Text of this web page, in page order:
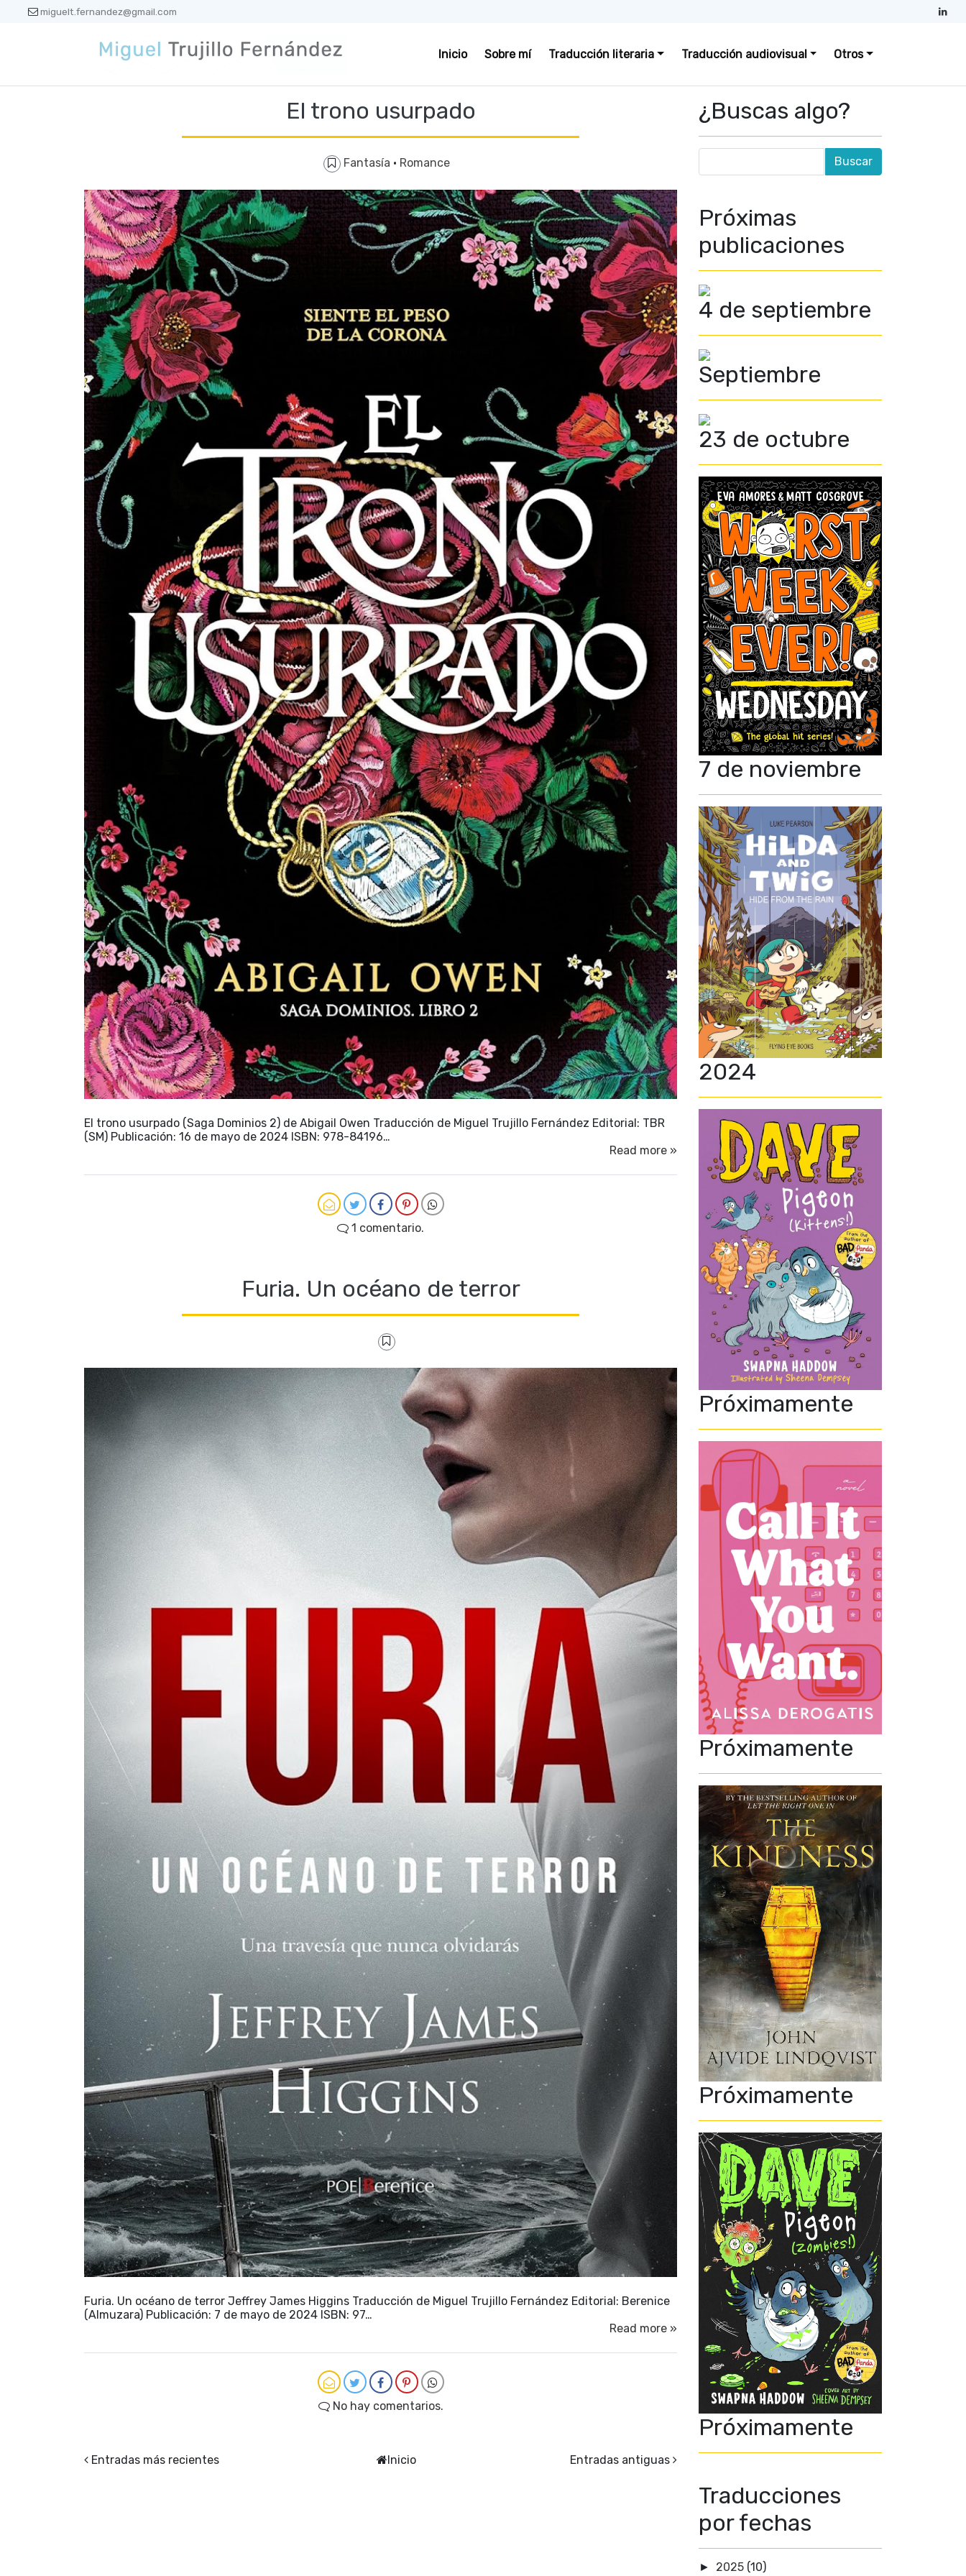
miguelt.fernandez@gmail.com
Inicio Sobre mí Traducción literaria Traducción audiovisual Otros
El trono usurpado
Fantasía · Romance
El trono usurpado (Saga Dominios 2) de Abigail Owen Traducción de Miguel Trujillo Fernández Editorial: TBR
(SM) Publicación: 16 de mayo de 2024 ISBN: 978-84196…
Read more »
1 comentario.
Furia. Un océano de terror
Furia. Un océano de terror Jeffrey James Higgins Traducción de Miguel Trujillo Fernández Editorial: Berenice
(Almuzara) Publicación: 7 de mayo de 2024 ISBN: 97…
Read more »
No hay comentarios.
Entradas más recientes Entradas antiguas
Inicio
¿Buscas algo?
Próximas
publicaciones
4 de septiembre
Septiembre
23 de octubre
7 de noviembre
2024
Próximamente
Próximamente
Próximamente
Próximamente
Traducciones
por fechas
► 2025 (10)